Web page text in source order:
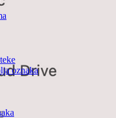
oznaka